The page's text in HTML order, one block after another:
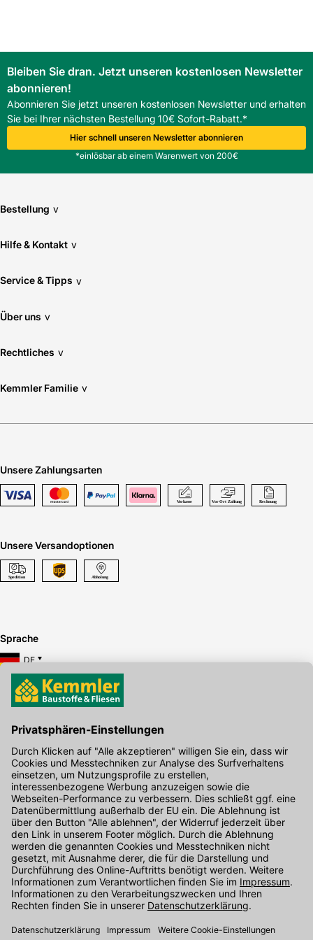
Motor von herkömmlichen Sonnenschutzlösungen?
Der Roto ZRO Außenrollladen E - m. Motor kombiniert
Außenwirkung und elektrischen Antrieb, was höheren
Witterungsschutz und automatisierte Steuerung ermöglicht
und Arbeitszeit spart.
Bleiben Sie dran. Jetzt unseren kostenlosen Newsletter
abonnieren!
Abonnieren Sie jetzt unseren kostenlosen Newsletter und erhalten
Sie bei Ihrer nächsten Bestellung 10€ Sofort-Rabatt.*
Hier schnell unseren Newsletter abonnieren
*einlösbar ab einem Warenwert von 200€
Bestellung v
Hilfe & Kontakt v
Service & Tipps v
Über uns v
Rechtliches v
Kemmler Familie v
Unsere Zahlungsarten
Unsere Versandoptionen
Sprache
DE
Hier gibt's die kostenlose App
Kontakt
Unser Onlineshop Team ist montags bis freitags von 08:00 - 17:00
Uhr unter der Telefonnummer07071 / 151-151für Sie erreichbar.
Alternativ können Sie unser Kontaktformular nutzen.
Den Kontakt direkt in unsere Niederlassungen finden Sie